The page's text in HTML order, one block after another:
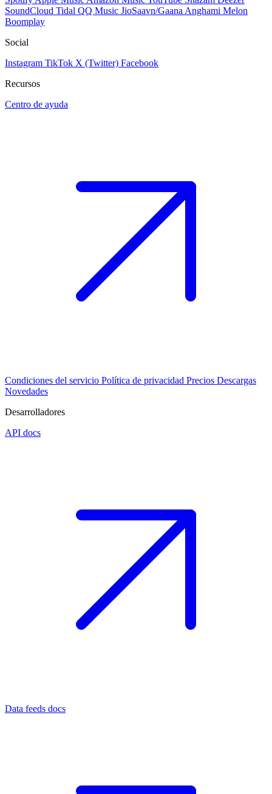
SoundCloud Tidal QQ Music JioSaavn/Gaana Anghami Melon
Boomplay
Social
Instagram TikTok X (Twitter) Facebook
Recursos
Centro de ayuda
Condiciones del servicio Política de privacidad Precios Descargas
Novedades
Desarrolladores
API docs
Data feeds docs